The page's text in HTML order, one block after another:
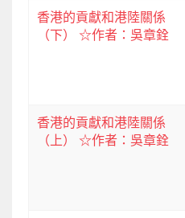
香港的貢獻和港陸關係
（下） ☆作者：吳章銓
香港的貢獻和港陸關係
（上） ☆作者：吳章銓